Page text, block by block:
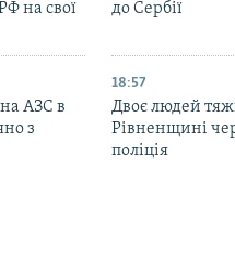
на свої
до Сербії
на АЗС в
з
18:57
Двоє людей
Рівненщині
поліція